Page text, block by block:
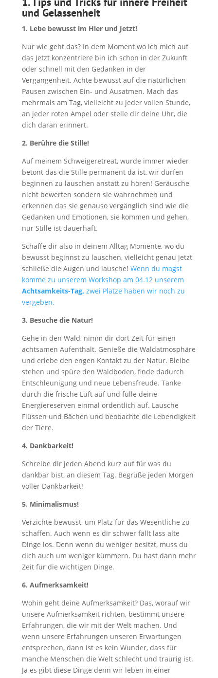
und Gelassenheit
1. Lebe bewusst im Hier und Jetzt!
Nur wie geht das? In dem Moment wo ich mich auf
das Jetzt konzentriere bin ich schon in der Zukunft
oder schnell mit den Gedanken in der
Vergangenheit. Achte bewusst auf die natürlichen
Pausen zwischen Ein- und Ausatmen. Mach das
mehrmals am Tag, vielleicht zu jeder vollen Stunde,
an jeder roten Ampel oder stelle dir deine Uhr, die
dich daran erinnert.
2. Berühre die Stille!
Auf meinem Schweigeretreat, wurde immer wieder
betont das die Stille permanent da ist, wir dürfen
beginnen zu lauschen anstatt zu hören! Geräusche
nicht bewerten sondern sie wahrnehmen und
erkennen das sie genauso vergänglich sind wie die
Gedanken und Emotionen, sie kommen und gehen,
nur Stille ist dauerhaft.
Schaffe dir also in deinem Alltag Momente, wo du
bewusst beginnst zu lauschen, vielleicht genau jetzt
schließe die Augen und lausche! Wenn du magst
komme zu unserem Workshop am 04.12 unserem
Achtsamkeits-Tag, zwei Plätze haben wir noch zu
vergeben.
3. Besuche die Natur!
Gehe in den Wald, nimm dir dort Zeit für einen
achtsamen Aufenthalt. Genieße die Waldatmosphäre
und erlebe den engen Kontakt zu der Natur. Bleibe
stehen und spüre den Waldboden, finde dadurch
Entschleunigung und neue Lebensfreude. Tanke
durch die frische Luft auf und fülle deine
Energiereserven einmal ordentlich auf. Lausche
Flüssen und Bächen und beobachte die Lebendigkeit
der Tiere.
4. Dankbarkeit!
Schreibe dir jeden Abend kurz auf für was du
dankbar bist, an diesem Tag. Begrüße jeden Morgen
voller Dankbarkeit!
5. Minimalismus!
Verzichte bewusst, um Platz für das Wesentliche zu
schaffen. Auch wenn es dir schwer fällt lass alte
Dinge los. Denn wenn du weniger besitzt, muss du
dich auch um weniger kümmern. Du hast dann mehr
Zeit für die wichtigen Dinge.
6. Aufmerksamkeit!
Wohin geht deine Aufmerksamkeit? Das, worauf wir
unsere Aufmerksamkeit richten, bestimmt unsere
Erfahrungen, die wir mit der Welt machen. Und
wenn unsere Erfahrungen unseren Erwartungen
entsprechen, dann ist es kein Wunder, dass für
manche Menschen die Welt schlecht und traurig ist.
Ja es gibt diese Dinge denn wir leben in einer